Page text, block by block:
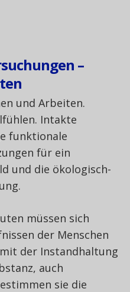
–
und Arbeiten.
Intakte
funktionale
für ein
und die ökologisch-
müssen sich
der Menschen
der Instandhaltung
auch
sie die